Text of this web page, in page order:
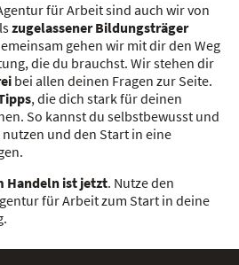
für Arbeit sind auch wir von
zugelassener Bildungsträger
gehen wir mit dir den Weg
die du brauchst. Wir stehen dir
bei allen deinen Fragen zur Seite.
, die dich stark für deinen
So kannst du selbstbewusst und
und den Start in eine
Handeln ist jetzt. Nutze den
für Arbeit zum Start in deine